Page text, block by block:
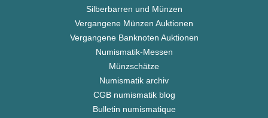
Silberbarren und Münzen
Vergangene Münzen Auktionen
Vergangene Banknoten Auktionen
Numismatik-Messen
Münzschätze
Numismatik archiv
CGB numismatik blog
Bulletin numismatique